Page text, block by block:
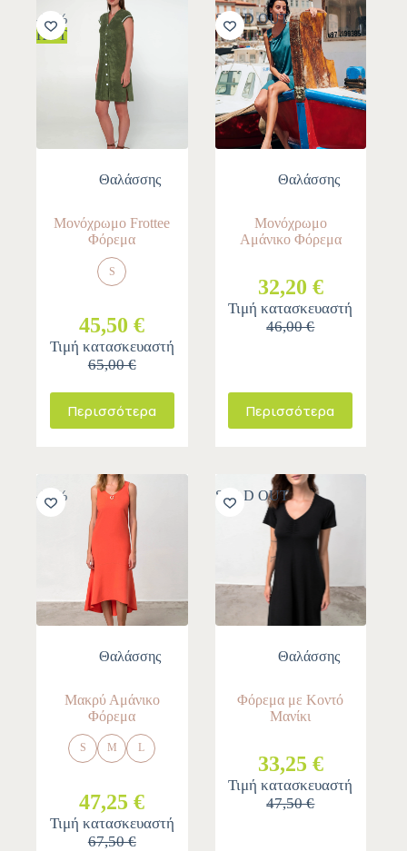
-30%
HOT
Θαλάσσης
Μονόχρωμο Frottee
Φόρεμα
S
45,50 €
Τιμή κατασκευαστή
65,00 €
Περισσότερα
SOLD OUT
Θαλάσσης
Μονόχρωμο
Αμάνικο Φόρεμα
32,20 €
Τιμή κατασκευαστή
46,00 €
Περισσότερα
-30%
Θαλάσσης
Μακρύ Αμάνικο
Φόρεμα
S M L
47,25 €
Τιμή κατασκευαστή
67,50 €
SOLD OUT
Θαλάσσης
Φόρεμα με Κοντό
Μανίκι
33,25 €
Τιμή κατασκευαστή
47,50 €